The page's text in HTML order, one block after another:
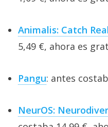
Animalis: Catch
5,49 €, ahora es
Pangu: antes
NeurOS: